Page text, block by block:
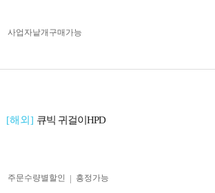
사업자 낱개구매가능
[해외] 큐빅 귀걸이HPD
주문수량별할인 흥정가능